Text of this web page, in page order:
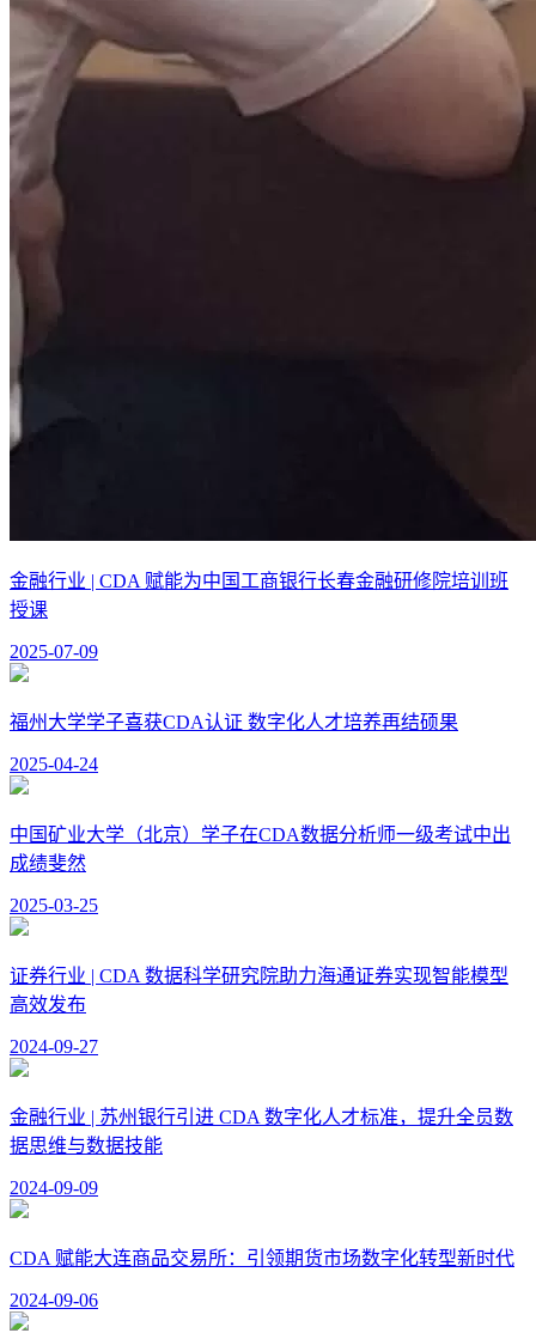
金融行业 | CDA 赋能为中国工商银行长春金融研修院培训班
授课
2025-07-09
福州大学学子喜获CDA认证 数字化人才培养再结硕果
2025-04-24
中国矿业大学（北京）学子在CDA数据分析师一级考试中出
成绩斐然
2025-03-25
证券行业 | CDA 数据科学研究院助力海通证券实现智能模型
高效发布
2024-09-27
金融行业 | 苏州银行引进 CDA 数字化人才标准，提升全员数
据思维与数据技能
2024-09-09
CDA 赋能大连商品交易所：引领期货市场数字化转型新时代
2024-09-06